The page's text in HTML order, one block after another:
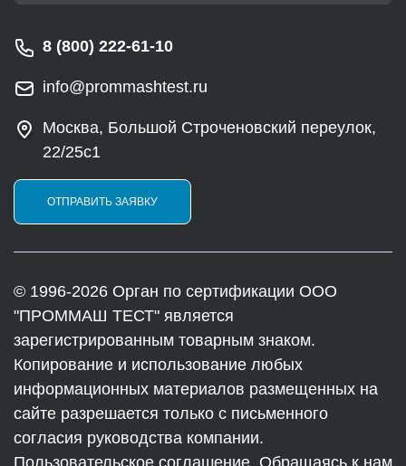
8 (800) 222-61-10
info@prommashtest.ru
Москва, Большой Строченовский переулок,
22/25с1
ОТПРАВИТЬ ЗАЯВКУ
© 1996-2026 Орган по сертификации ООО
"ПРОММАШ ТЕСТ" является
зарегистрированным товарным знаком.
Копирование и использование любых
информационных материалов размещенных на
сайте разрешается только с письменного
согласия руководства компании.